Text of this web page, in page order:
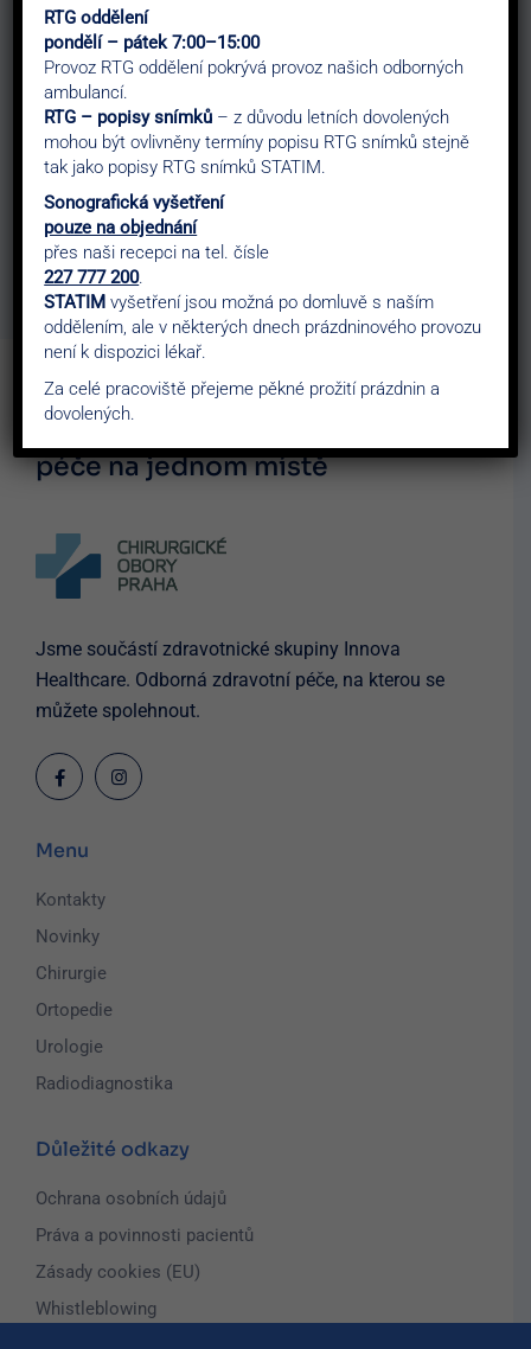
Your cart is
currently empty!
New in store
Chirobory – moderní ambulantní
péčena jednom místě
Jsme součástí zdravotnické skupiny Innova
Healthcare. Odborná zdravotní péče, na kterou se
můžete spolehnout.
Menu
Kontakty
Novinky
Chirurgie
Ortopedie
Urologie
Radiodiagnostika
Důležité odkazy
Ochrana osobních údajů
Práva a povinnosti pacientů
Zásady cookies (EU)
Whistleblowing
RTG oddělení
pondělí – pátek 7:00–15:00
Provoz RTG oddělení pokrývá provoz našich odborných
ambulancí.
RTG – popisy snímků – z důvodu letních dovolených
mohou být ovlivněny termíny popisu RTG snímků stejně
tak jako popisy RTG snímků STATIM.
Sonografická vyšetření
pouze na objednání
přes naši recepci na tel. čísle
227 777 200.
STATIM vyšetření jsou možná po domluvě s naším
oddělením, ale v některých dnech prázdninového provozu
není k dispozici lékař.
Za celé pracoviště přejeme pěkné prožití prázdnin a
dovolených.